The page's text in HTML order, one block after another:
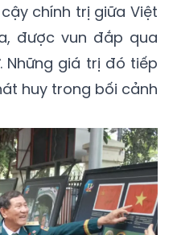
chính trị giữa Việt
được vun đắp qua
Những giá trị đó tiếp
huy trong bối cảnh